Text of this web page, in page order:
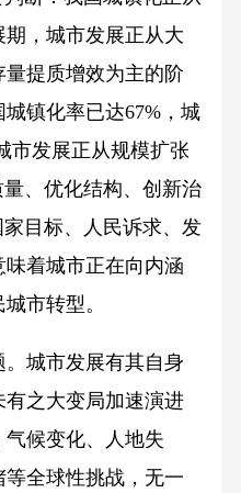
，城市发展正从大
提质增效为主的阶
镇化率已达67%，城
市发展正从规模扩张
、优化结构、创新治
目标、人民诉求、发
着城市正在向内涵
市转型。
城市发展有其自身
之大变局加速演进
候变化、人地失
全球性挑战，无一